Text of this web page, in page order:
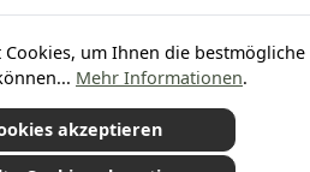
widerrufen
zzgl.Versandkostenund ggf.
Cookies, um Ihnen die bestmögliche
Mehr Informationen.
akzeptieren